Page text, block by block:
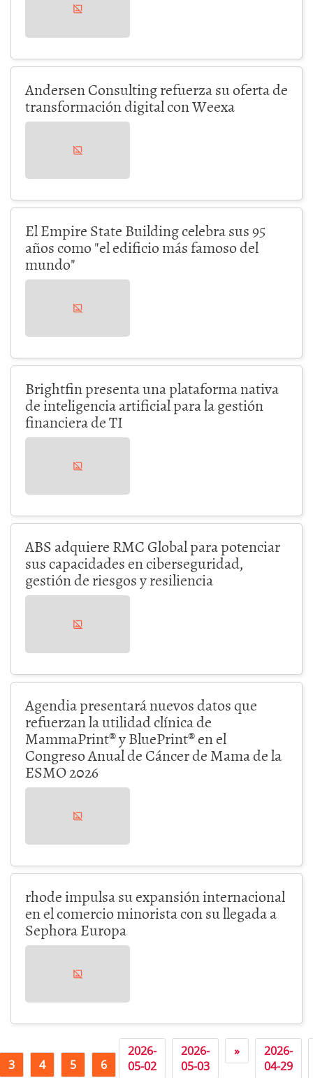
Andersen Consulting refuerza su oferta de
transformación digital con Weexa
El Empire State Building celebra sus 95
años como "el edificio más famoso del
mundo"
Brightfin presenta una plataforma nativa
de inteligencia artificial para la gestión
financiera de TI
ABS adquiere RMC Global para potenciar
sus capacidades en ciberseguridad,
gestión de riesgos y resiliencia
Agendia presentará nuevos datos que
refuerzan la utilidad clínica de
MammaPrint® y BluePrint® en el
Congreso Anual de Cáncer de Mama de la
ESMO 2026
rhode impulsa su expansión internacional
en el comercio minorista con su llegada a
Sephora Europa
3 4 5 6 7
2026-
05-02
2026-
05-03
»
2026-
04-29